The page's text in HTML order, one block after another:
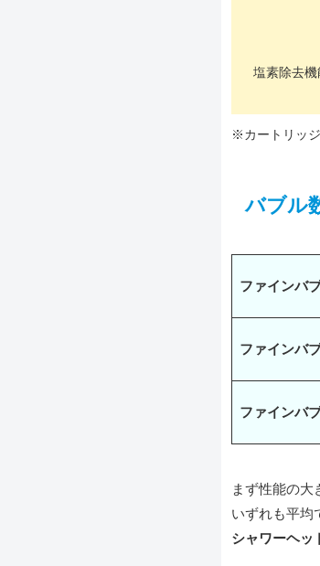
塩素除去機
※カートリッ
バブル
ファインバ
ファインバ
ファインバ
まず性能の大
いずれも平均
シャワーヘッ